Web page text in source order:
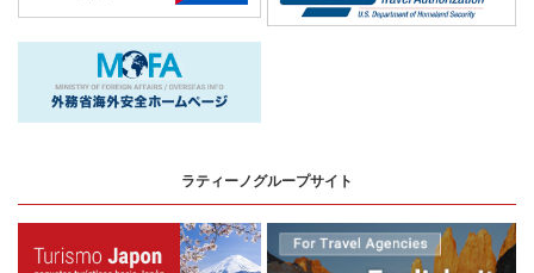
ラティーノグループサイト